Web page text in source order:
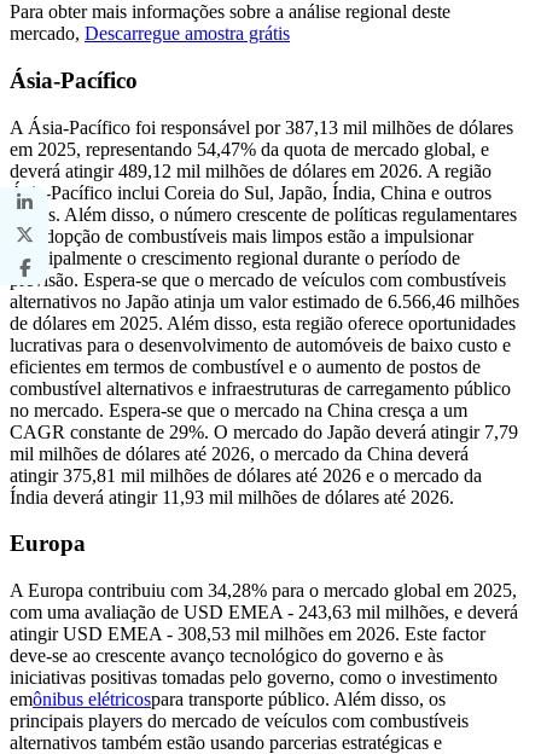
Para obter mais informações sobre a análise regional deste
mercado, Descarregue amostra grátis
Ásia-Pacífico
A Ásia-Pacífico foi responsável por 387,13 mil milhões de dólares
em 2025, representando 54,47% da quota de mercado global, e
deverá atingir 489,12 mil milhões de dólares em 2026. A região
Ásia-Pacífico inclui Coreia do Sul, Japão, Índia, China e outros
países. Além disso, o número crescente de políticas regulamentares
e a adopção de combustíveis mais limpos estão a impulsionar
principalmente o crescimento regional durante o período de
previsão. Espera-se que o mercado de veículos com combustíveis
alternativos no Japão atinja um valor estimado de 6.566,46 milhões
de dólares em 2025. Além disso, esta região oferece oportunidades
lucrativas para o desenvolvimento de automóveis de baixo custo e
eficientes em termos de combustível e o aumento de postos de
combustível alternativos e infraestruturas de carregamento público
no mercado. Espera-se que o mercado na China cresça a um
CAGR constante de 29%. O mercado do Japão deverá atingir 7,79
mil milhões de dólares até 2026, o mercado da China deverá
atingir 375,81 mil milhões de dólares até 2026 e o ​​mercado da
Índia deverá atingir 11,93 mil milhões de dólares até 2026.
Europa
A Europa contribuiu com 34,28% para o mercado global em 2025,
com uma avaliação de USD EMEA - 243,63 mil milhões, e deverá
atingir USD EMEA - 308,53 mil milhões em 2026. Este factor
deve-se ao crescente avanço tecnológico do governo e às
iniciativas positivas tomadas pelo governo, como o investimento
emônibus elétricospara transporte público. Além disso, os
principais players do mercado de veículos com combustíveis
alternativos também estão usando parcerias estratégicas e